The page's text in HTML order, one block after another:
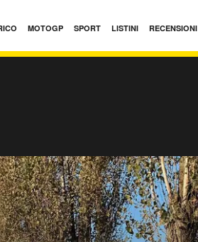
MOTOGP SPORT LISTINI RECENSIONI